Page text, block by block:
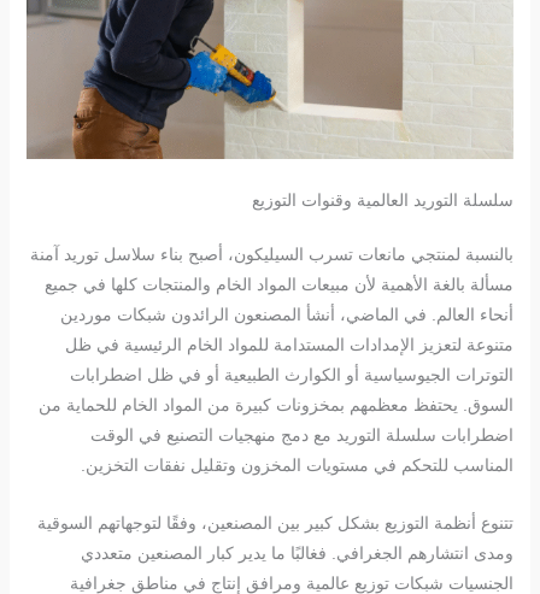
سلسلة التوريد العالمية وقنوات التوزيع
بالنسبة لمنتجي مانعات تسرب السيليكون، أصبح بناء سلاسل توريد آمنة
مسألة بالغة الأهمية لأن مبيعات المواد الخام والمنتجات كلها في جميع
أنحاء العالم. في الماضي، أنشأ المصنعون الرائدون شبكات موردين
متنوعة لتعزيز الإمدادات المستدامة للمواد الخام الرئيسية في ظل
التوترات الجيوسياسية أو الكوارث الطبيعية أو في ظل اضطرابات
السوق. يحتفظ معظمهم بمخزونات كبيرة من المواد الخام للحماية من
اضطرابات سلسلة التوريد مع دمج منهجيات التصنيع في الوقت
المناسب للتحكم في مستويات المخزون وتقليل نفقات التخزين.
تتنوع أنظمة التوزيع بشكل كبير بين المصنعين، وفقًا لتوجهاتهم السوقية
ومدى انتشارهم الجغرافي. فغالبًا ما يدير كبار المصنعين متعددي
الجنسيات شبكات توزيع عالمية ومرافق إنتاج في مناطق جغرافية